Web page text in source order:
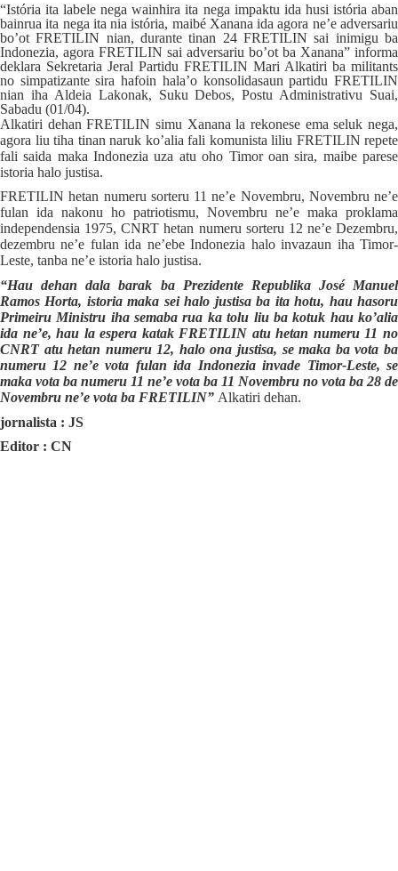
“Istória ita labele nega wainhira ita nega impaktu ida husi istória aban
bainrua ita nega ita nia istória, maibé Xanana ida agora ne’e adversariu
bo’ot FRETILIN nian, durante tinan 24 FRETILIN sai inimigu ba
Indonezia, agora FRETILIN sai adversariu bo’ot ba Xanana” informa
deklara Sekretaria Jeral Partidu FRETILIN Mari Alkatiri ba militants
no simpatizante sira hafoin hala’o konsolidasaun partidu FRETILIN
nian iha Aldeia Lakonak, Suku Debos, Postu Administrativu Suai,
Sabadu (01/04).
Alkatiri dehan FRETILIN simu Xanana la rekonese ema seluk nega,
agora liu tiha tinan naruk ko’alia fali komunista liliu FRETILIN repete
fali saida maka Indonezia uza atu oho Timor oan sira, maibe parese
istoria halo justisa.
FRETILIN hetan numeru sorteru 11 ne’e Novembru, Novembru ne’e
fulan ida nakonu ho patriotismu, Novembru ne’e maka proklama
independensia 1975, CNRT hetan numeru sorteru 12 ne’e Dezembru,
dezembru ne’e fulan ida ne’ebe Indonezia halo invazaun iha Timor-
Leste, tanba ne’e istoria halo justisa.
“Hau dehan dala barak ba Prezidente Republika José Manuel
Ramos Horta, istoria maka sei halo justisa ba ita hotu, hau hasoru
Primeiru Ministru iha semaba rua ka tolu liu ba kotuk hau ko’alia
ida ne’e, hau la espera katak FRETILIN atu hetan numeru 11 no
CNRT atu hetan numeru 12, halo ona justisa, se maka ba vota ba
numeru 12 ne’e vota fulan ida Indonezia invade Timor-Leste, se
maka vota ba numeru 11 ne’e vota ba 11 Novembru no vota ba 28 de
Novembru ne’e vota ba FRETILIN” Alkatiri dehan.
jornalista : JS
Editor : CN